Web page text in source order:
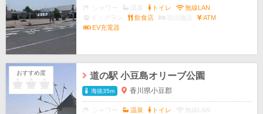
トイレ
無線LAN
ドッグラン
飲食店 宿泊施設
ATM
EV充電器
おすすめ度 道の駅 小豆島オリーブ公園
海抜35m 香川県小豆郡
温泉 トイレ
無線LAN